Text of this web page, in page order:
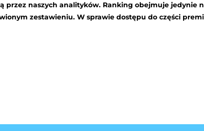
przez naszych analityków. Ranking obejmuje jedynie
zestawieniu. W sprawie dostępu do części